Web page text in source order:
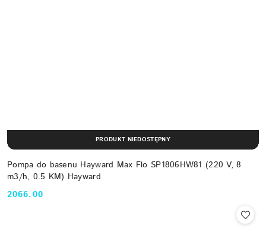
Pompa do basenu Hayward Max Flo SP1806HW81 (220 V, 8
m3/h, 0.5 KM) Hayward
Cena:
2066.00
PRODUKT NIEDOSTĘPNY